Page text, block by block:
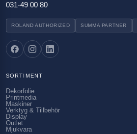
031-49 00 80
ROLAND AUTHORIZED SUMMA PARTNER
SORTIMENT
Dekorfolie
Printmedia
Maskiner
Verktyg & Tillbehör
Display
Outlet
Mjukvara